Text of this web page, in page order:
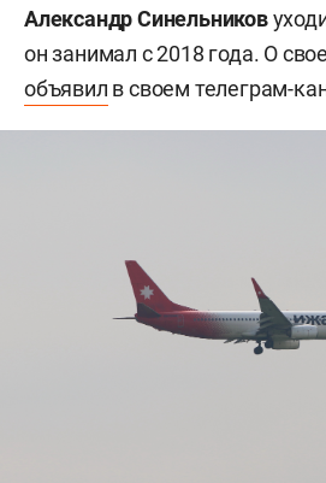
Александр Синельников
он занимал с 2018 года. О
объявил в своем телеграм-